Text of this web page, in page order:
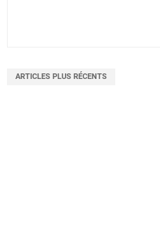
ARTICLES PLUS RÉCENTS